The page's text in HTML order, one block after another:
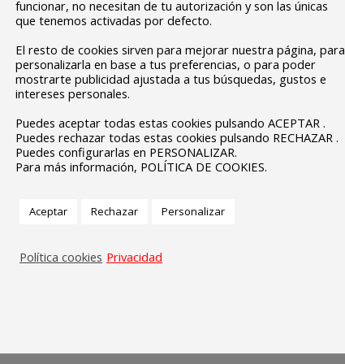
funcionar, no necesitan de tu autorización y son las únicas
que tenemos activadas por defecto.
El resto de cookies sirven para mejorar nuestra página, para
personalizarla en base a tus preferencias, o para poder
mostrarte publicidad ajustada a tus búsquedas, gustos e
intereses personales.
Puedes aceptar todas estas cookies pulsando ACEPTAR .
Puedes rechazar todas estas cookies pulsando RECHAZAR .
Puedes configurarlas en PERSONALIZAR.
Para más información, POLÍTICA DE COOKIES.
Aceptar Rechazar Personalizar
Política cookies Privacidad